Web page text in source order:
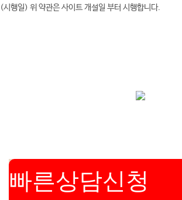
(시행일) 위 약관은 사이트 개설일 부터 시행합니다.
빠른상담신청